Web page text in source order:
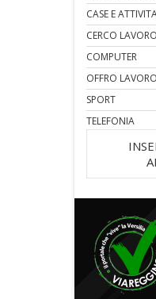
CASE E
CERCO LAVORO
COMPUTER
OFFRO LAVORO
SPORT
TELEFONIA